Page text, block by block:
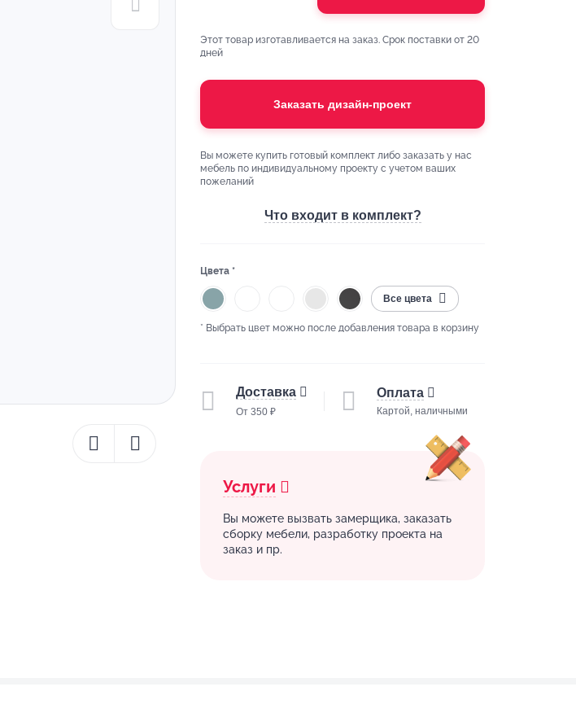
Этот товар изготавливается на заказ. Срок поставки от 20
дней
Заказать дизайн-проект
Вы можете купить готовый комплект либо заказать у нас
мебель по индивидуальному проекту с учетом ваших
пожеланий
Что входит в комплект?
Цвета *
Все цвета
* Выбрать цвет можно после добавления товара в корзину
Доставка
От 350 ₽
Оплата
Картой, наличными
Услуги
Вы можете вызвать замерщика, заказать
сборку мебели, разработку проекта на
заказ и пр.